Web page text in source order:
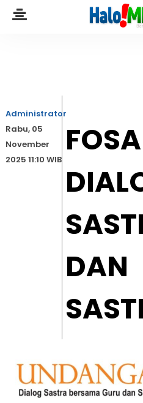
DAN
Administrator
Rabu, 05
November
2025 11:10 WIB